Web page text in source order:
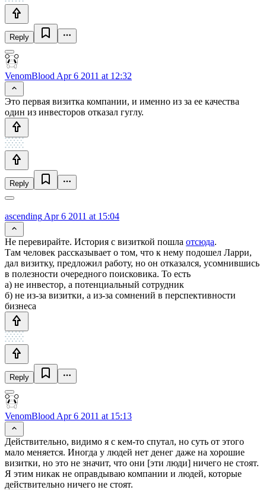
Reply
VenomBlood Apr 6 2011 at 12:32
Это первая визитка компании, и именно из за ее качества
один из инвесторов отказал гуглу.
Reply
ascending Apr 6 2011 at 15:04
Не перевирайте. История с визиткой пошла отсюда.
Там человек рассказывает о том, что к нему подошел Ларри,
дал визитку, предложил работу, но он отказался, усомнившись
в полезности очередного поисковика. То есть
а) не инвестор, а потенциальный сотрудник
б) не из-за визитки, а из-за сомнений в перспективности
бизнеса
Reply
VenomBlood Apr 6 2011 at 15:13
Действительно, видимо я с кем-то спутал, но суть от этого
мало меняется. Иногда у людей нет денег даже на хорошие
визитки, но это не значит, что они [эти люди] ничего не стоят.
Я этим никак не оправдываю компании и людей, которые
действительно ничего не стоят.